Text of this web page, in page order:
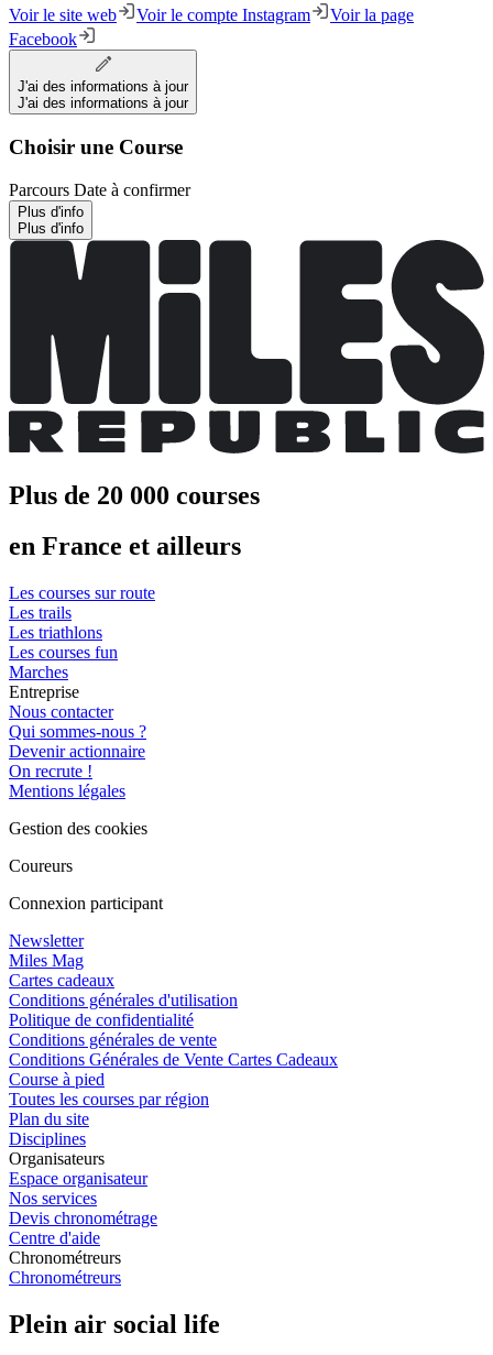
Voir le site web Voir le compte Instagram
Voir la page
Facebook
J'ai des informations à jour
J'ai des informations à jour
Choisir une Course
Parcours Date à confirmer
Plus d'info
Plus d'info
Plus de 20 000 courses
en France et ailleurs
Les courses sur route
Les trails
Les triathlons
Les courses fun
Marches
Entreprise
Nous contacter
Qui sommes-nous ?
Devenir actionnaire
On recrute !
Mentions légales
Gestion des cookies
Coureurs
Connexion participant
Newsletter
Miles Mag
Cartes cadeaux
Conditions générales d'utilisation
Politique de confidentialité
Conditions générales de vente
Conditions Générales de Vente Cartes Cadeaux
Course à pied
Toutes les courses par région
Plan du site
Disciplines
Organisateurs
Espace organisateur
Nos services
Devis chronométrage
Centre d'aide
Chronométreurs
Chronométreurs
Plein air social life